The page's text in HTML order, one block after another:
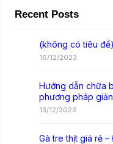
Recent Posts
(không có tiêu đề)
16/12/2023
Hướng dẫn chữa
phương pháp
13/12/2023
Gà tre thịt giá rẻ